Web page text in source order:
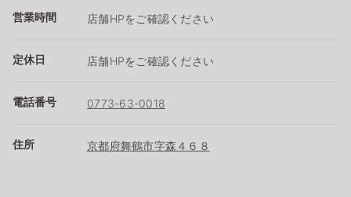
営業時間 店舗HPをご確認ください
定休日 店舗HPをご確認ください
電話番号 0773-63-0018
住所 京都府舞鶴市字森４６８